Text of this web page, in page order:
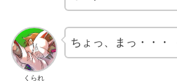
くられ
ちょっ、まっ・・・